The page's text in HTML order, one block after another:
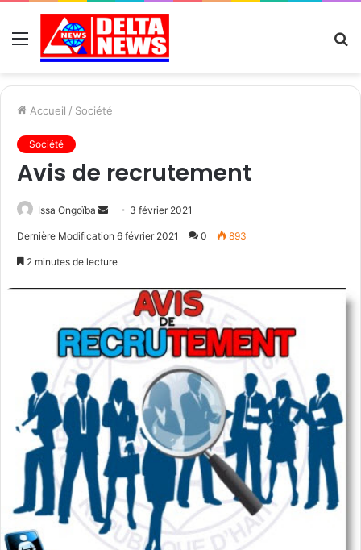
Menu
Accueil / Société
Société
Avis de recrutement
Issa Ongoïba
Send 3 février 2021
Dernière Modification 6 février 2021 0 893
2 minutes de lecture